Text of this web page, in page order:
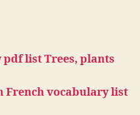
list Trees, plants
French vocabulary list